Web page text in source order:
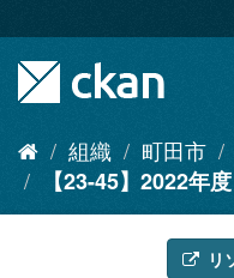
キ
組織 町田市
【23-45】2022年
リ